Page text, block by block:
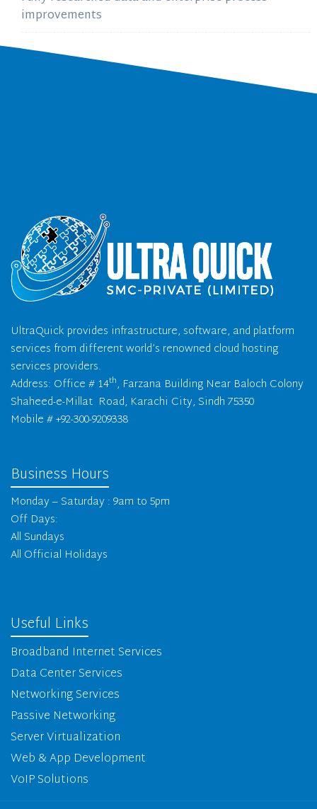
improvements
UltraQuick provides infrastructure, software, and platform
services from different world’s renowned cloud hosting
services providers.
Address: Office # 14th, Farzana Building Near Baloch Colony
Shaheed-e-Millat Road, Karachi City, Sindh 75350
Mobile # +92-300-9209338
Business Hours
Monday – Saturday : 9am to 5pm
Off Days:
All Sundays
All Official Holidays
Useful Links
Broadband Internet Services
Data Center Services
Networking Services
Passive Networking
Server Virtualization
Web & App Development
VoIP Solutions